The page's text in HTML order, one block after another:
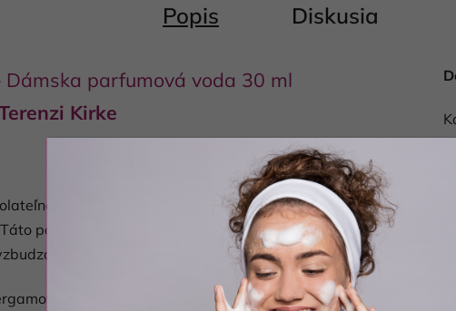
Popis Diskusia
Dámska parfumová voda 30 ml
Kirke
a exkluzívna
pre modernú ženu, ktorá túži po
parfumová voda, inšpirovaná ikonickou vôňou Tiziana
zmysly a dodávala pocit výnimočnosti.
citrusov a červeného jablka, ktoré okamžite